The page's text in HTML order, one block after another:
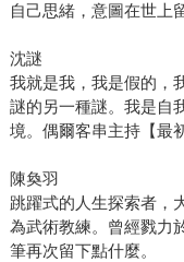
自己思緒，意圖在世上
沈謎
我就是我，我是假的，
謎的另一種謎。我是自
境。偶爾客串主持【最
陳奐羽
跳躍式的人生探索者，
為武術教練。曾經戮力
筆再次留下點什麼。